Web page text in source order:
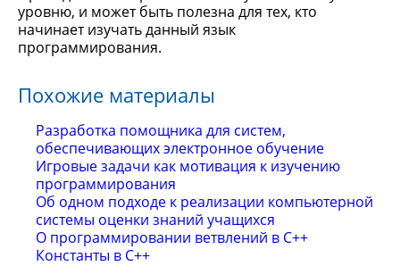
уровню, и может быть полезна для тех, кто
начинает изучать данный язык
программирования.
Похожие материалы
Разработка помощника для систем,
обеспечивающих электронное обучение
Игровые задачи как мотивация к изучению
программирования
Об одном подходе к реализации компьютерной
системы оценки знаний учащихся
О программировании ветвлений в C++
Константы в C++